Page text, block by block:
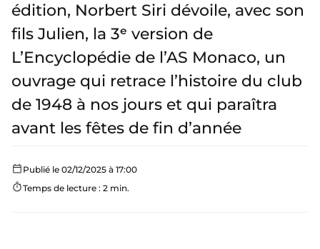
édition, Norbert Siri dévoile, avec son
fils Julien, la 3ᵉ version de
L’Encyclopédie de l’AS Monaco, un
ouvrage qui retrace l’histoire du club
de 1948 à nos jours et qui paraîtra
avant les fêtes de fin d’année
Publié le 02/12/2025 à 17:00
Temps de lecture : 2 min.